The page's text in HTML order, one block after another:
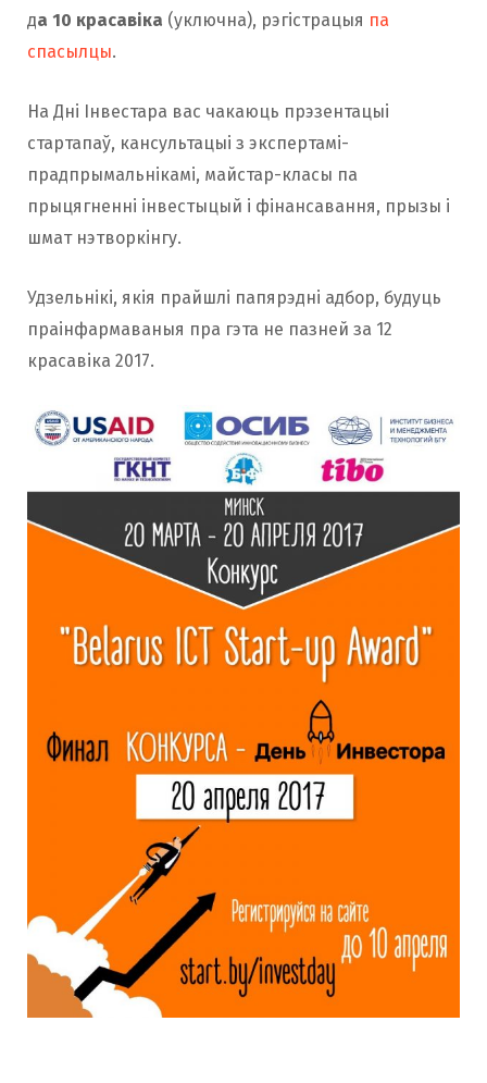
да 10 красавіка (уключна), рэгістрацыя па
спасылцы.
На Дні Інвестара вас чакаюць прэзентацыі
стартапаў, кансультацыі з экспертамі-
прадпрымальнікамі, майстар-класы па
прыцягненні інвестыцый і фінансавання, прызы і
шмат нэтворкінгу.
Удзельнікі, якія прайшлі папярэдні адбор, будуць
праінфармаваныя пра гэта не пазней за 12
красавіка 2017.